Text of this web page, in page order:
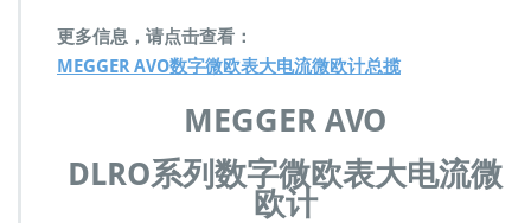
1
0
D
R
O
更多信息，请点击查看：
MEGGER AVO数字微欧表大电流微欧计总揽
MEGGER AVO
DLRO系列数字微欧表大电流微
欧计